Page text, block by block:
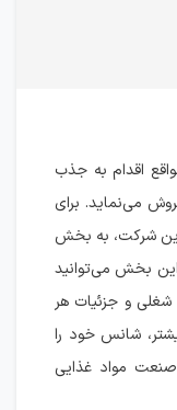
اقدام به جذب
می‌نماید. برای
شرکت، به بخش
بخش می‌توانید
شغلی و جزئیات هر
شانس خود را
مواد غذایی